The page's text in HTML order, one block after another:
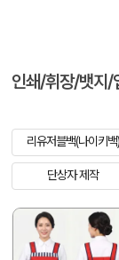
인쇄/휘장/뱃지/
리유저블백(나이키백)
단상자 제작